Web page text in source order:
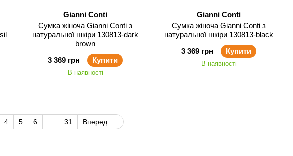
Gianni Conti
Сумка жіноча Gianni Conti з
натуральної шкіри 130813-dark
brown
3 369 грн
Купити
В наявності
Gianni Conti
Сумка жіноча Gianni Conti з
натуральної шкіри 130813-black
3 369 грн
Купити
В наявності
4 5 6 31 Вперед